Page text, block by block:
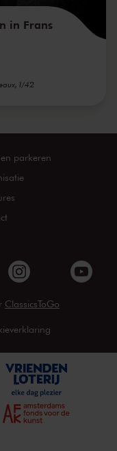
in Frans
I/42
parkeren
ClassicsToGo